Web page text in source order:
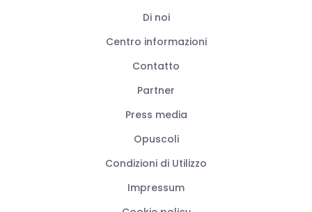
Di noi
Centro informazioni
Contatto
Partner
Press media
Opuscoli
Condizioni di Utilizzo
Impressum